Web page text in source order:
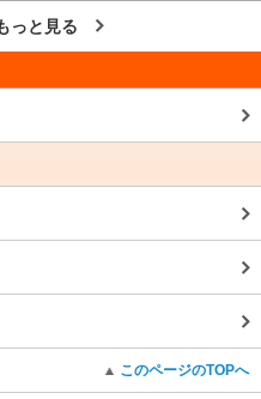
っと見る
このページのTOPへ